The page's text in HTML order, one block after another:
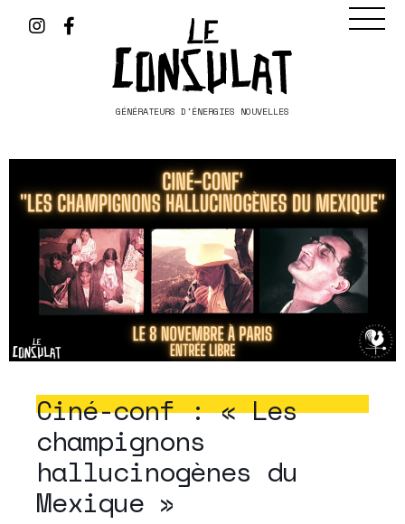
GÉNÉRATEURS D'ÉNERGIES NOUVELLES
Ciné-conf : « Les
champignons
hallucinogènes du
Mexique »